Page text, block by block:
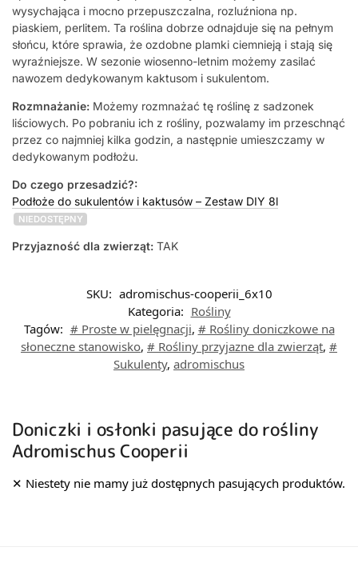
wysychająca i mocno przepuszczalna, rozluźniona np.
piaskiem, perlitem. Ta roślina dobrze odnajduje się na pełnym
słońcu, które sprawia, że ozdobne plamki ciemnieją i stają się
wyraźniejsze. W sezonie wiosenno-letnim możemy zasilać
nawozem dedykowanym kaktusom i sukulentom.
Rozmnażanie: Możemy rozmnażać tę roślinę z sadzonek
liściowych. Po pobraniu ich z rośliny, pozwalamy im przeschnąć
przez co najmniej kilka godzin, a następnie umieszczamy w
dedykowanym podłożu.
Do czego przesadzić?:
Podłoże do sukulentów i kaktusów – Zestaw DIY 8l
NIEDOSTĘPNY
Przyjazność dla zwierząt: TAK
SKU: adromischus-cooperii_6x10
Kategoria: Rośliny
Tagów: # Proste w pielęgnacji, # Rośliny doniczkowe na
słoneczne stanowisko, # Rośliny przyjazne dla zwierząt, #
Sukulenty, adromischus
Doniczki i osłonki pasujące do rośliny
Adromischus Cooperii